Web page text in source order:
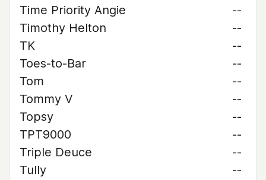
Time Priority Angie
--
Timothy Helton
--
TK
--
Toes-to-Bar
--
Tom
--
Tommy V
--
Topsy
--
TPT9000
--
Triple Deuce
--
Tully
--